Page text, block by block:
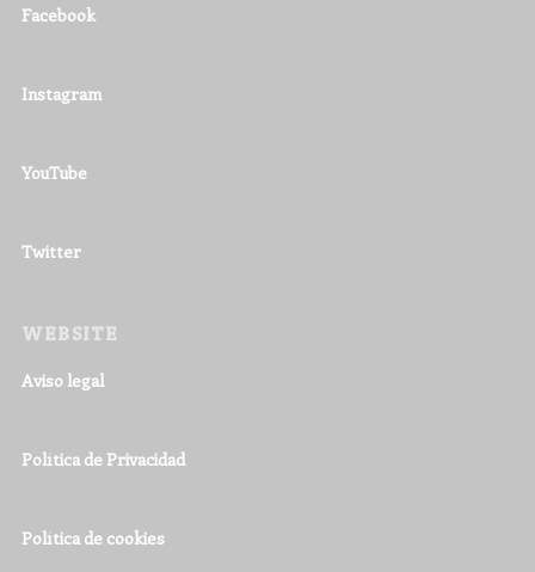
Facebook
Instagram
YouTube
Twitter
WEBSITE
Aviso legal
Política de Privacidad
Política de cookies